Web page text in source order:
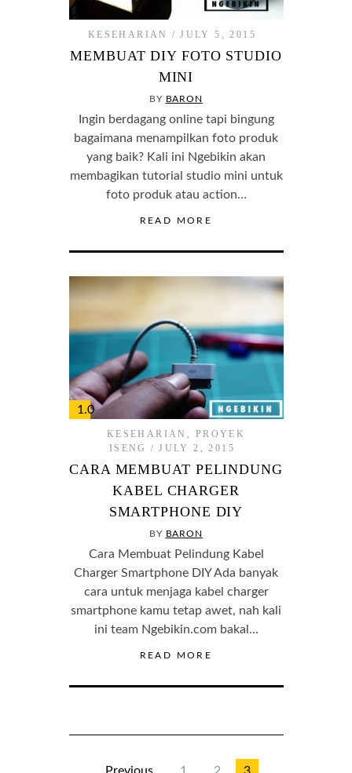
KESEHARIAN JULY 5, 2015
MEMBUAT DIY FOTO STUDIO
MINI
BY BARON
Ingin berdagang online tapi bingung
bagaimana menampilkan foto produk
yang baik? Kali ini Ngebikin akan
membagikan tutorial studio mini untuk
foto produk atau action…
READ MORE
1.0
KESEHARIAN , PROYEK
ISENG
JULY 2, 2015
CARA MEMBUAT PELINDUNG
KABEL CHARGER
SMARTPHONE DIY
BY BARON
Cara Membuat Pelindung Kabel
Charger Smartphone DIY Ada banyak
cara untuk menjaga kabel charger
smartphone kamu tetap awet, nah kali
ini team Ngebikin.com bakal…
READ MORE